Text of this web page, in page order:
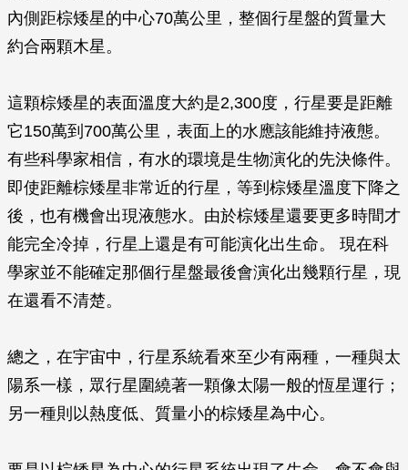
內側距棕矮星的中心70萬公里，整個行星盤的質量大
約合兩顆木星。
這顆棕矮星的表面溫度大約是2,300度，行星要是距離
它150萬到700萬公里，表面上的水應該能維持液態。
有些科學家相信，有水的環境是生物演化的先決條件。
即使距離棕矮星非常近的行星，等到棕矮星溫度下降之
後，也有機會出現液態水。由於棕矮星還要更多時間才
能完全冷掉，行星上還是有可能演化出生命。 現在科
學家並不能確定那個行星盤最後會演化出幾顆行星，現
在還看不清楚。
總之，在宇宙中，行星系統看來至少有兩種，一種與太
陽系一樣，眾行星圍繞著一顆像太陽一般的恆星運行；
另一種則以熱度低、質量小的棕矮星為中心。